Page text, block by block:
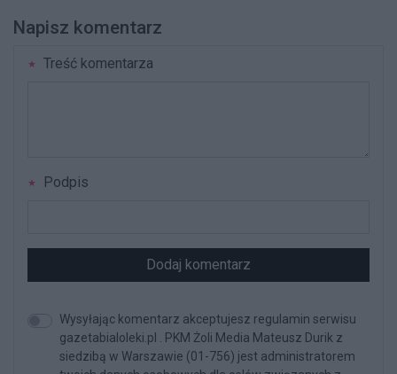
Napisz komentarz
Treść komentarza
Podpis
Dodaj komentarz
Wysyłając komentarz akceptujesz regulamin serwisu
gazetabialoleki.pl . PKM Żoli Media Mateusz Durik z
siedzibą w Warszawie (01-756) jest administratorem